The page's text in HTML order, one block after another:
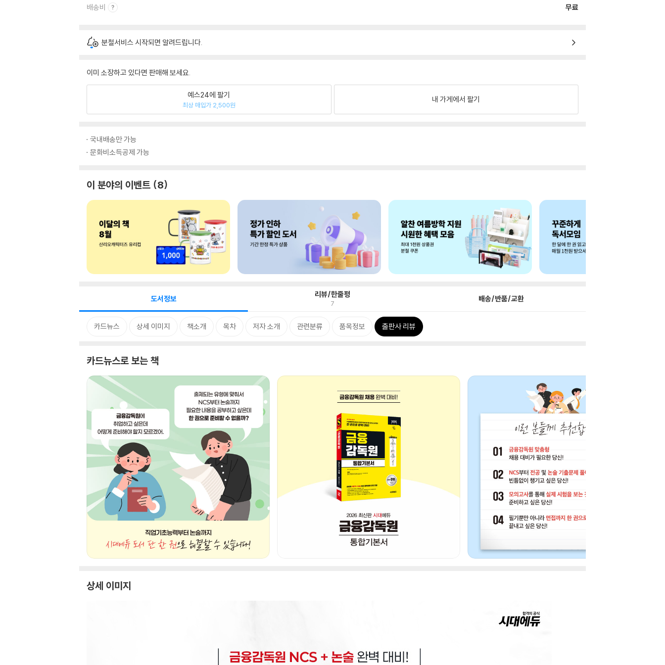
배송비 무료
분철서비스 시작되면 알려드립니다.
이미 소장하고 있다면 판매해 보세요.
예스24에 팔기
최상 매입가 2,500원
내 가게에서 팔기
국내배송만 가능
문화비소득공제 가능
이 분야의 이벤트 8
도서정보 리뷰/한줄평
7 배송/반품/교환
카드뉴스 상세 이미지 책소개 목차 저자 소개 관련분류 품목정보 출판사 리뷰
카드뉴스로 보는 책
상세 이미지